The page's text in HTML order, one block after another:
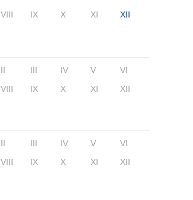
VIII IX X XI XII
II III IV V
VI
VIII IX X XI XII
II III IV V
VI
VIII IX X XI XII